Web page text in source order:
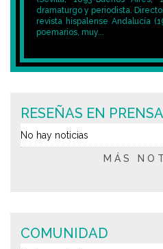
dramaturgo y periodista.
revista hispalense Andalucía
poemarios, muy...
RESEÑAS EN PRENSA
No hay noticias
MÁS
COMUNIDAD